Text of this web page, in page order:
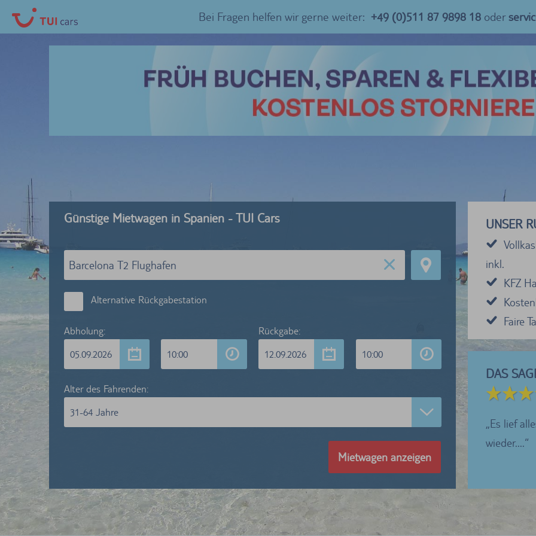
Bei Fragen helfen wir gerne weiter: +49 (0)511 87 9898 18 oder
Günstige Mietwagen in Spanien - TUI Cars
Alternative Rückgabestation
Abholung:
05.09.2026
10:00
Rückgabe:
12.09.2026
10:00
Alter des Fahrenden:
31-64 Jahre
Mietwagen anzeigen
UNSER
inkl.
KFZ
Faire
DAS
Erreichbarkeit jedoch doof aus Nordamerika heraus
Es lief
wieder....